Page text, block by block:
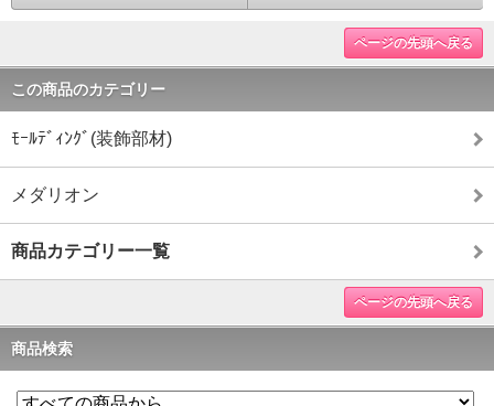
ページの先頭へ戻る
この商品のカテゴリー
ﾓｰﾙﾃﾞｨﾝｸﾞ(装飾部材)
メダリオン
商品カテゴリー一覧
ページの先頭へ戻る
商品検索